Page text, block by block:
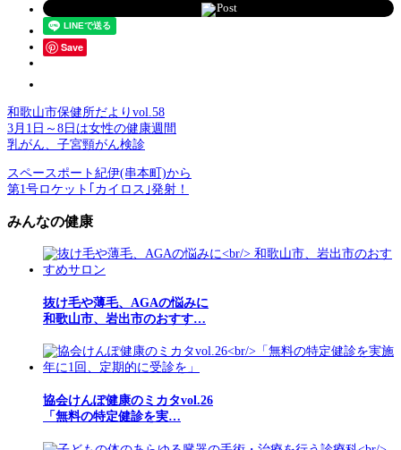
Post
Save
和歌山市保健所だよりvol.58
3月1日～8日は女性の健康週間
乳がん、子宮頸がん検診
スペースポート紀伊(串本町)から
第1号ロケット｢カイロス｣発射！
みんなの健康
抜け毛や薄毛、AGAの悩みに
和歌山市、岩出市のおすす…
協会けんぽ健康のミカタvol.26
「無料の特定健診を実…